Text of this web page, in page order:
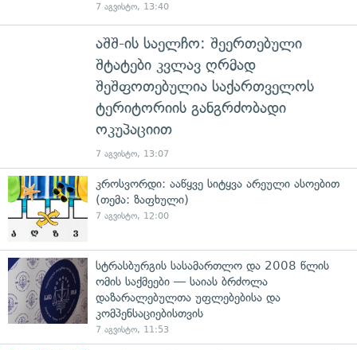
7 აგვისტო, 13:40
აშშ-ის საელჩო: შეერთებული
შტატები კვლავ ღრმად
შეშფოთებულია საქართველოს
ტერიტორიის განგრძობადი
ოკუპაციით
7 აგვისტო, 13:07
კროსვორდი: ააწყვე სიტყვა არეული ასოებით
(თემა: ზაფხული)
7 აგვისტო, 12:00
სტრასბურგის სასამართლო და 2008 წლის
ომის საქმეები — საიას ბრძოლა
დაზარალებულთა უფლებებისა და
კომპენსაციებისთვის
7 აგვისტო, 11:53